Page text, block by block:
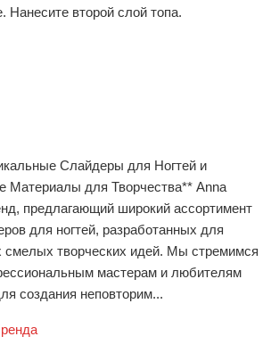
Нанесите второй слой топа.
Слайдеры для Ногтей и
Материалы для Творчества** Anna
предлагающий широкий ассортимент
для ногтей, разработанных для
творческих идей. Мы стремимся
мастерам и любителям
создания неповторим...